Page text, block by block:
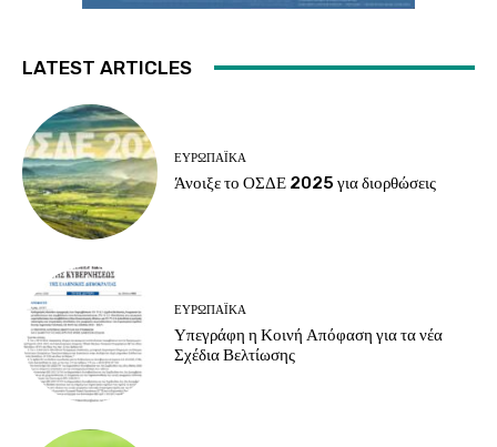
LATEST ARTICLES
ΕΥΡΩΠΑΪΚΆ
Άνοιξε το ΟΣΔΕ 2025 για διορθώσεις
ΕΥΡΩΠΑΪΚΆ
Υπεγράφη η Κοινή Απόφαση για τα νέα
Σχέδια Βελτίωσης